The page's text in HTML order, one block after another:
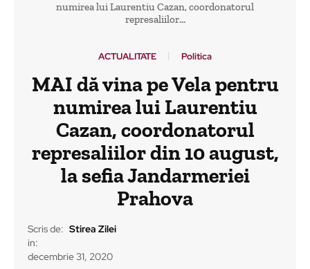
numirea lui Laurentiu Cazan, coordonatorul
represaliilor...
ACTUALITATE Politica
MAI dă vina pe Vela pentru
numirea lui Laurentiu
Cazan, coordonatorul
represaliilor din 10 august,
la sefia Jandarmeriei
Prahova
Scris de: Stirea Zilei
in:
decembrie 31, 2020